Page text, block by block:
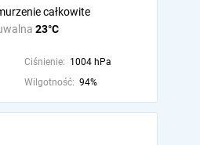
23°C
całkowite
Ciśnienie: 1004 hPa
Wilgotność: 94%